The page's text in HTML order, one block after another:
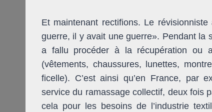
Et maintenant rectifions. Le
guerre, il y avait une guerre». Pendant la
a fallu procéder à la récupération ou
(vêtements, chaussures, lunettes,
ficelle). C’est ainsi qu’en France, par
service du ramassage collectif, deux fois
cela pour les besoins de l’industrie